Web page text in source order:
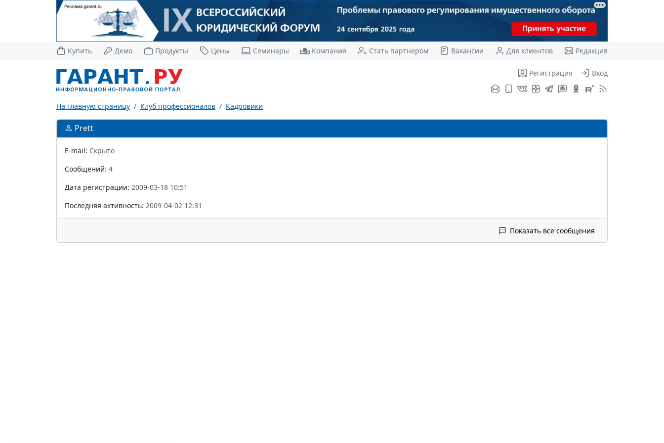
Купить Демо Продукты Цены Семинары Компания Стать партнером Вакансии Для клиентов Редакция
Регистрация Вход
На главную страницу Клуб профессионалов Кадровики
Prett
E-mail: Скрыто
Сообщений: 4
Дата регистрации: 2009-03-18 10:51
Последняя активность: 2009-04-02 12:31
Показать все сообщения